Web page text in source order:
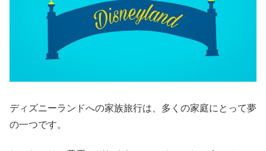
ディズニーランドへの家族旅行は、多くの家庭にとって夢
の一つです。